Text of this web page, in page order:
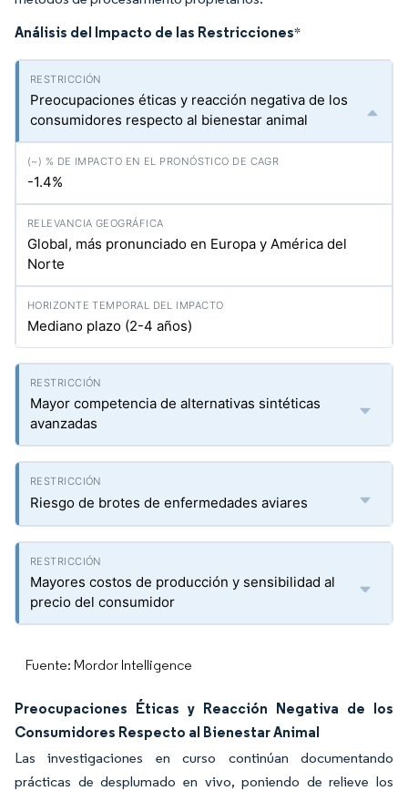
Análisis del Impacto de las Restricciones*
Preocupaciones éticas y reacción negativa de los
consumidores respecto al bienestar animal
-1.4%
Global, más pronunciado en Europa y América del
Norte
Mediano plazo (2-4 años)
Mayor competencia de alternativas sintéticas
avanzadas
Riesgo de brotes de enfermedades aviares
Mayores costos de producción y sensibilidad al
precio del consumidor
Fuente: Mordor Intelligence
Preocupaciones Éticas y Reacción Negativa de los
Consumidores Respecto al Bienestar Animal
Las investigaciones en curso continúan documentando
prácticas de desplumado en vivo, poniendo de relieve los